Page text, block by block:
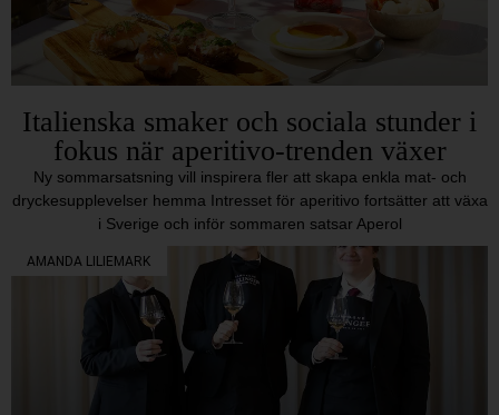
Italienska smaker och sociala stunder i
fokus när aperitivo-trenden växer
Ny sommarsatsning vill inspirera fler att skapa enkla mat- och
dryckesupplevelser hemma Intresset för aperitivo fortsätter att växa
i Sverige och inför sommaren satsar Aperol
AMANDA LILIEMARK